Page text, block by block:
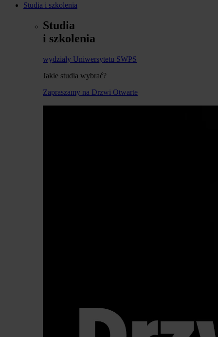
Studia i szkolenia
Studia
i szkolenia
wydziały Uniwersytetu SWPS
Jakie studia wybrać?
Zapraszamy na Drzwi Otwarte